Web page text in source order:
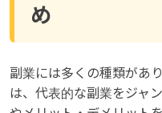
め
副業には多くの種類があ
は、代表的な副業をジャ